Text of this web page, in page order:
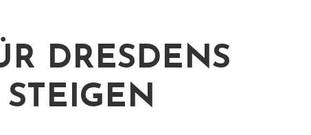
DRESDENS